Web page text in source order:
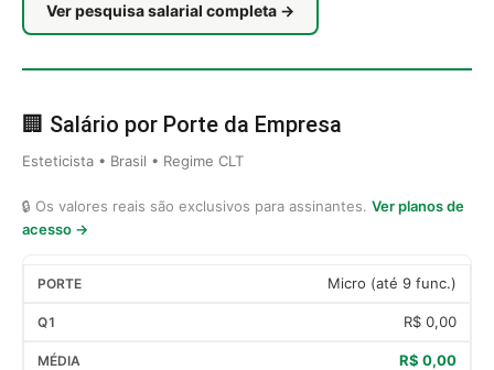
Ver pesquisa salarial completa →
🏢 Salário por Porte da Empresa
Esteticista • Brasil • Regime CLT
🔒 Os valores reais são exclusivos para assinantes. Ver planos de
acesso →
Micro (até 9 func.)
R$ 0,00
R$ 0,00